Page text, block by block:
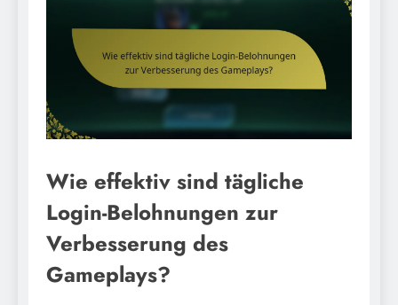
Wie effektiv sind tägliche
Login-Belohnungen zur
Verbesserung des
Gameplays?